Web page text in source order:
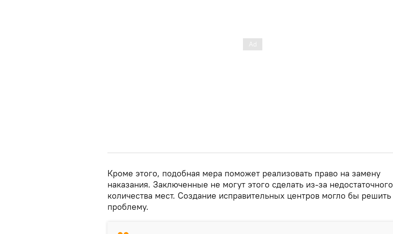
Кроме этого, подобная мера поможет реализовать право на замену
наказания. Заключенные не могут этого сделать из-за недостаточного
количества мест. Создание исправительных центров могло бы решить
проблему.